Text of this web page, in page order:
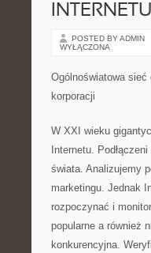
INTERNETU
POSTED BY ADMIN
WYŁĄCZONA
Ogólnoświatowa sieć
korporacji
W XXI wieku
Internetu.
świata. Analizujemy
marketingu. Jednak
rozpoczynać i
popularne a również
konkurencyjna.